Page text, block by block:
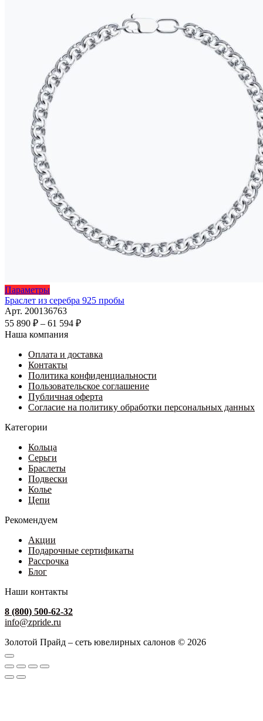
странице
товара.
455 ₽
ПараметрыЭтот
товар
имеет
несколько
вариаций.
можно
выбрать
на
странице
товара.
Браслет из серебра 925 пробы
Арт. 200136763
55 890 ₽ – 61 594 ₽Диапазон
890 ₽
61
594 ₽
Наша компания
Оплата и доставка
Контакты
Политика конфиденциальности
Пользовательское соглашение
Публичная оферта
Согласие на политику обработки персональных данных
Категории
Кольца
Серьги
Браслеты
Подвески
Колье
Цепи
Рекомендуем
Акции
Подарочные сертификаты
Рассрочка
Блог
Наши контакты
8 (800) 500-62-32
info@zpride.ru
Золотой Прайд – сеть ювелирных салонов © 2026